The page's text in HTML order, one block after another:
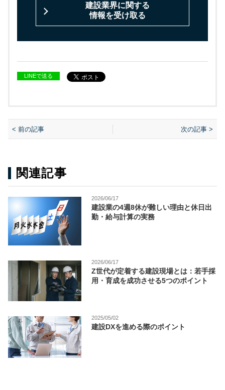
建設業界に関する
情報を受け取る
LINEで送る
< 前の記事 次の記事 >
関連記事
2026/06/17
建設業の4週8休が難しい理由と休日出
勤・給与計算の実務
2026/06/17
Z世代が定着する建設現場とは：若手採
用・育成を成功させる5つのポイント
2025/05/02
建設DXを進める際のポイント